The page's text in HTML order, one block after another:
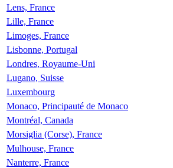
Lens, France
Lille, France
Limoges, France
Lisbonne, Portugal
Londres, Royaume-Uni
Lugano, Suisse
Luxembourg
Monaco, Principauté de Monaco
Montréal, Canada
Morsiglia (Corse), France
Mulhouse, France
Nanterre, France